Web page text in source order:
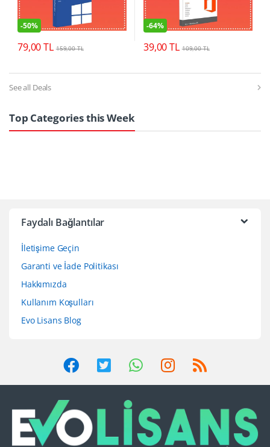
-50%
79,00TL 159,00TL
-64%
39,00TL 109,00TL
See all Deals
Top Categories this Week
Faydalı Bağlantılar
İletişime Geçin
Garanti ve İade Politikası
Hakkımızda
Kullanım Koşulları
Evo Lisans Blog